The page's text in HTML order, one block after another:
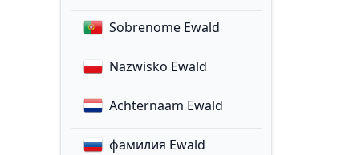
Sobrenome Ewald
Nazwisko Ewald
Achternaam Ewald
фамилия Ewald